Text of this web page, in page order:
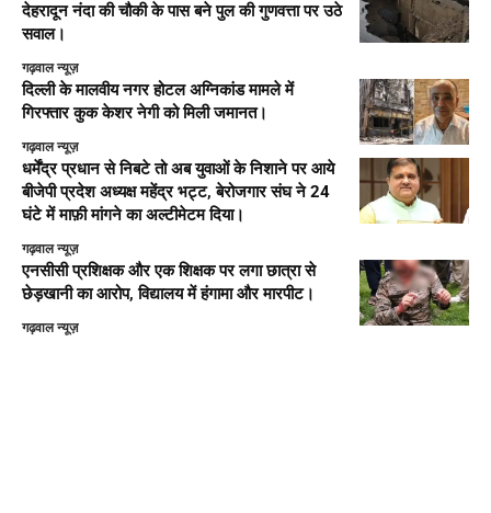
देहरादून नंदा की चौकी के पास बने पुल की गुणवत्ता पर उठे
सवाल।
गढ़वाल न्यूज़
दिल्ली के मालवीय नगर होटल अग्निकांड मामले में
गिरफ्तार कुक केशर नेगी को मिली जमानत।
गढ़वाल न्यूज़
धर्मेंद्र प्रधान से निबटे तो अब युवाओं के निशाने पर आये
बीजेपी प्रदेश अध्यक्ष महेंद्र भट्ट, बेरोजगार संघ ने 24
घंटे में माफ़ी मांगने का अल्टीमेटम दिया।
गढ़वाल न्यूज़
एनसीसी प्रशिक्षक और एक शिक्षक पर लगा छात्रा से
छेड़खानी का आरोप, विद्यालय में हंगामा और मारपीट।
गढ़वाल न्यूज़